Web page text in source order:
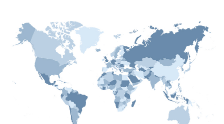
K.UNO的專業團隊